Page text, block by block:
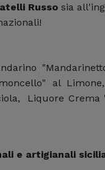
Russo sia
al
Liquore
e artigianali